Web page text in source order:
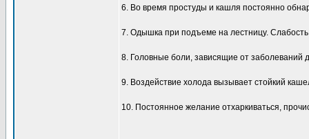
6. Во время простуды и кашля постоянно
7. Одышка при подъеме на лестницу.
8. Головные боли, зависящие от заболеваний
9. Воздействие холода вызывает стойкий
10. Постоянное желание отхаркиваться,